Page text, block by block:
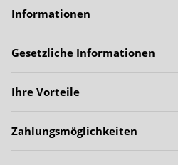
Informationen
Gesetzliche Informationen
Ihre Vorteile
Zahlungsmöglichkeiten